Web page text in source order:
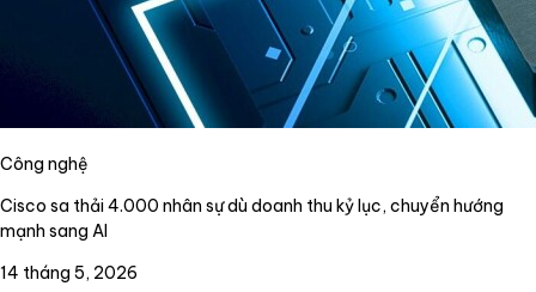
Công nghệ
Cisco sa thải 4.000 nhân sự dù doanh thu kỷ lục, chuyển hướng
mạnh sang AI
14 tháng 5, 2026